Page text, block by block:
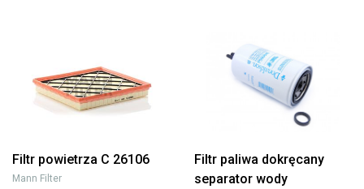
Filtr powietrza C 26106
Mann Filter
Filtr paliwa dokręcany
separator wody